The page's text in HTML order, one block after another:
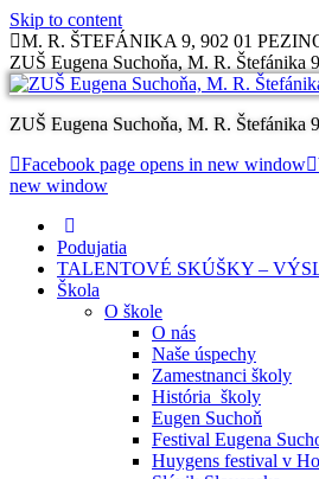
Skip to content
M. R. ŠTEFÁNIKA 9, 902 01
ZUŠ Eugena Suchoňa, M. R. Štefánika
ZUŠ Eugena Suchoňa, M. R. Štefánika
Facebook page opens in new window
new window
Podujatia
TALENTOVÉ SKÚŠKY –
Škola
O škole
O nás
Naše úspechy
Zamestnanci školy
História školy
Eugen Suchoň
Festival Eugena
Huygens festival v